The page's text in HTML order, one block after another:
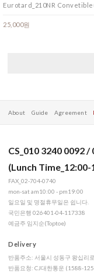
Eurotard_210NR
25,000원
About Guide Agreement
CS_010 3240 0092 /
(Lunch Time_12:00-
FAX_02-704-0740
mon-sat am10:00 - pm19:00
일요일 및 명절휴무일은 쉽니다.
국민은행 026401-04-117338
예금주 임지순(Toptoe)
Delivery
반품주소: 서울시 성동구 왕십리
반품요청: CJ대한통운 (1588-